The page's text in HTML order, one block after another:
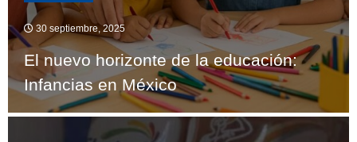
30 septiembre, 2025
El nuevo horizonte de la educación:
Infancias en México